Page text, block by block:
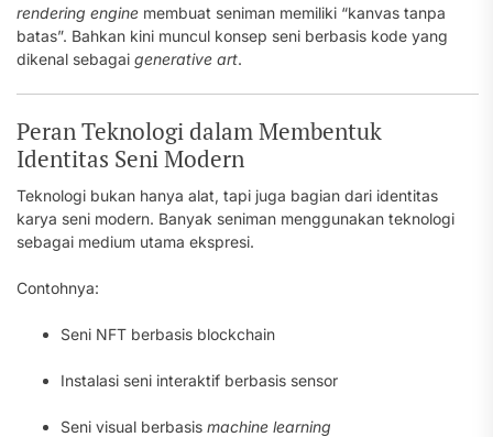
rendering engine membuat seniman memiliki “kanvas tanpa
batas”. Bahkan kini muncul konsep seni berbasis kode yang
dikenal sebagai generative art.
Peran Teknologi dalam Membentuk
Identitas Seni Modern
Teknologi bukan hanya alat, tapi juga bagian dari identitas
karya seni modern. Banyak seniman menggunakan teknologi
sebagai medium utama ekspresi.
Contohnya:
Seni NFT berbasis blockchain
Instalasi seni interaktif berbasis sensor
Seni visual berbasis machine learning